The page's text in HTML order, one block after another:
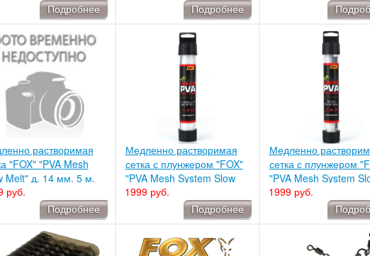
Подробнее
Подробнее
растворимая
"FOX" "PVA Mesh
Melt" д. 14 мм. 5 м.
руб.
Подробнее
Медленно растворимая
сетка с плунжером "FOX"
"PVA Mesh System Slow
Melt Narrow" ш.25 мм. 7 м.
1999 руб.
Подробнее
Медленно
сетка с плунжером
"PVA Mesh System
Melt" д. 14 мм. 7 м.
1999 руб.